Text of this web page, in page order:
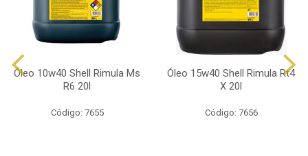
Óleo 10w40 Shell Rimula Ms
R6 20l
Código: 7655
Óleo 15w40 Shell Rimula Rt4
X 20l
Código: 7656